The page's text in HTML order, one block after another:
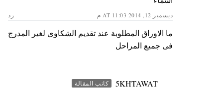
ديسمبر 12, 2014 AT 11:03 م رد
ما الاوراق المطلوبة عند تقديم الشكاوى لغير المدرج
فى جميع المراحل
5KHTAWAT كاتب المقالة